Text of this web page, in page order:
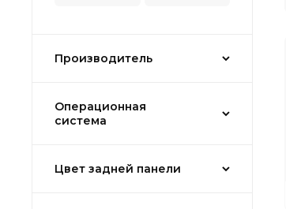
Производитель
Операционная
система
Цвет задней панели